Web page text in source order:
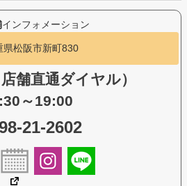
インフォメーション
県松阪市新町830
舗直通ダイヤル）
～19:00
21-2602